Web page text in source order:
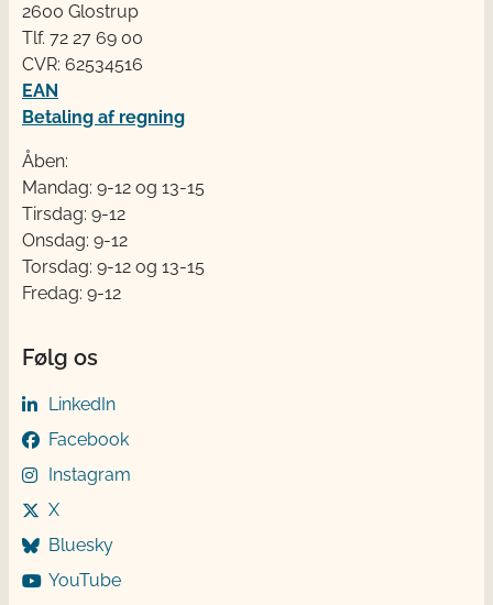
2600 Glostrup
Tlf. 72 2​​​7 69 00
CVR: 62534516
EAN
Betaling af regning
Åben:
Mandag: 9-12 og 13-15
Tirsdag: 9-12
Onsdag: 9-12
Torsdag: 9-12 og 13-15
Fredag: 9-12
Følg os
LinkedIn
Facebook
Instagram
X
Bluesky
YouTube